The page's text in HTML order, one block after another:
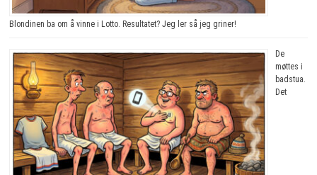
Blondinen ba om å vinne i Lotto. Resultatet? Jeg ler så jeg griner!
De
møttes i
badstua.
Det